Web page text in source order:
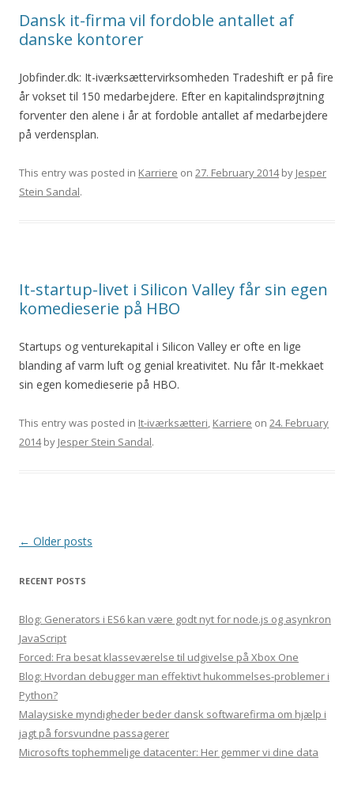
Dansk it-firma vil fordoble antallet af
danske kontorer
Jobfinder.dk: It-iværksættervirksomheden Tradeshift er på fire
år vokset til 150 medarbejdere. Efter en kapitalindsprøjtning
forventer den alene i år at fordoble antallet af medarbejdere
på verdensplan.
This entry was posted in Karriere on 27. February 2014by Jesper
Stein Sandal.
It-startup-livet i Silicon Valley får sin egen
komedieserie på HBO
Startups og venturekapital i Silicon Valley er ofte en lige
blanding af varm luft og genial kreativitet. Nu får It-mekkaet
sin egen komedieserie på HBO.
This entry was posted in It-iværksætteri, Karriere on 24. February
2014by Jesper Stein Sandal.
Post
← Older posts
RECENT POSTS
Blog: Generators i ES6 kan være godt nyt for node.js og asynkron
JavaScript
Forced: Fra besat klasseværelse til udgivelse på Xbox One
Blog: Hvordan debugger man effektivt hukommelses-problemer i
Python?
Malaysiske myndigheder beder dansk softwarefirma om hjælp i
jagt på forsvundne passagerer
Microsofts tophemmelige datacenter: Her gemmer vi dine data